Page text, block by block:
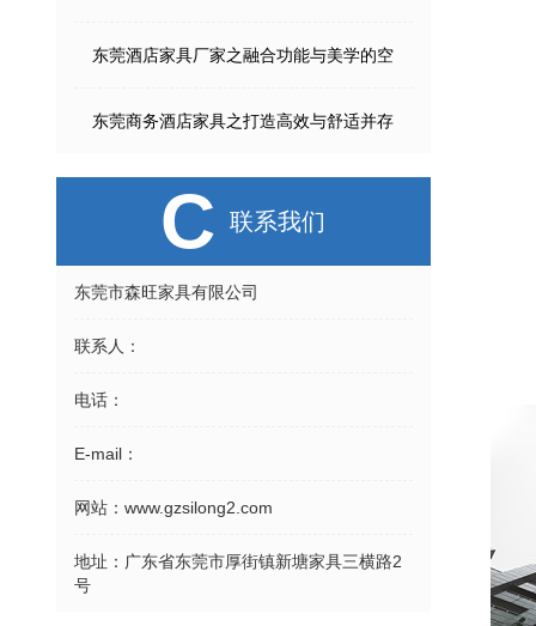
东莞酒店家具厂家之融合功能与美学的空
东莞商务酒店家具之打造高效与舒适并存
C 联系我们
东莞市森旺家具有限公司
联系人：
电话：
E-mail：
网站： www.gzsilong2.com
地址： 广东省东莞市厚街镇新塘家具三横路2
号